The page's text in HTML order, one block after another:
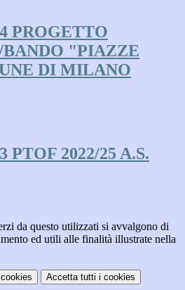
PROGETTO
"PIAZZE
DI MILANO
PTOF 2022/25 A.S.
da questo utilizzati si avvalgono di
ed utili alle finalità illustrate nella
Accetta tutti i cookies